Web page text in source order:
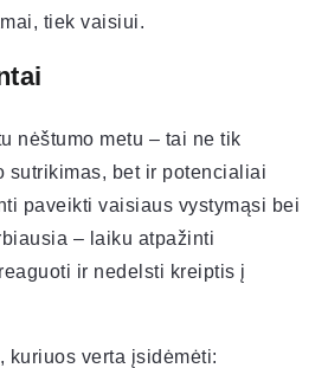
tiek vaisiui.
nėštumo metu – tai ne tik
sutrikimas, bet ir potencialiai
paveikti vaisiaus vystymąsi bei
– laiku atpažinti
ir nedelsti kreiptis į
kuriuos verta įsidėmėti: